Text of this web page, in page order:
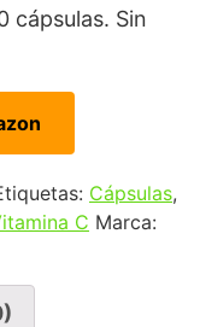
cápsulas. Sin
Cápsulas,
C Marca: